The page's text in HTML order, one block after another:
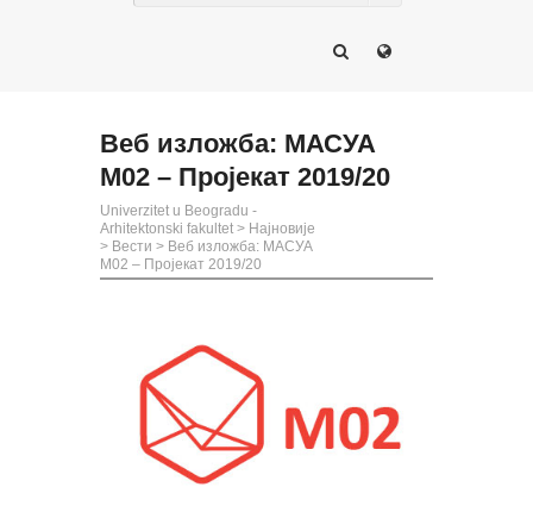
Веб изложба: МАСУА
М02 – Пројекат 2019/20
Univerzitet u Beogradu -
Arhitektonski fakultet > Најновије
> Вести > Веб изложба: МАСУА
М02 – Пројекат 2019/20